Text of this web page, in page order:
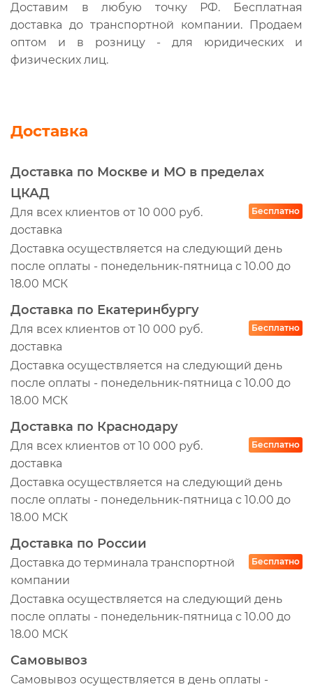
Доставим в любую точку РФ. Бесплатная
доставка до транспортной компании. Продаем
оптом и в розницу - для юридических и
физических лиц.
Доставка
Доставка по Москве и МО в пределах
ЦКАД
Для всех клиентов от 10 000 руб.
доставка
Бесплатно
Доставка осуществляется на следующий день
после оплаты - понедельник-пятница с 10.00 до
18.00 МСК
Доставка по Екатеринбургу
Для всех клиентов от 10 000 руб.
доставка
Бесплатно
Доставка осуществляется на следующий день
после оплаты - понедельник-пятница с 10.00 до
18.00 МСК
Доставка по Краснодару
Для всех клиентов от 10 000 руб.
доставка
Бесплатно
Доставка осуществляется на следующий день
после оплаты - понедельник-пятница с 10.00 до
18.00 МСК
Доставка по России
Доставка до терминала транспортной
компании
Бесплатно
Доставка осуществляется на следующий день
после оплаты - понедельник-пятница с 10.00 до
18.00 МСК
Самовывоз
Самовывоз осуществляется в день оплаты -